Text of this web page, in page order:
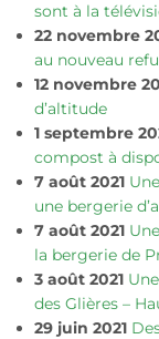
sont à la
22 novembre
au nouveau
12 novembre
d’altitude
1 septembre
compost à
7 août 2021
une bergerie
7 août 2021
la bergerie de
3 août 2021
des Glières –
29 juin 2021